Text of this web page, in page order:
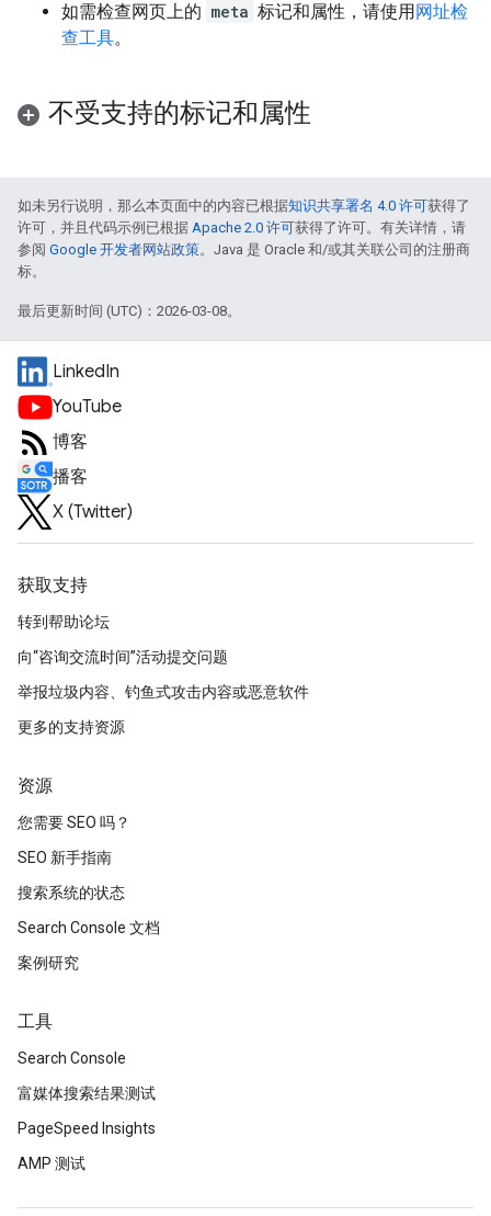
如需检查网页上的 meta 标记和属性，请使用网址检
查工具。
不受支持的标记和属性
如未另行说明，那么本页面中的内容已根据知识共享署名 4.0 许可获得了
许可，并且代码示例已根据 Apache 2.0 许可获得了许可。有关详情，请
参阅 Google 开发者网站政策。Java 是 Oracle 和/或其关联公司的注册商
标。
最后更新时间 (UTC)：2026-03-08。
LinkedIn
YouTube
博客
播客
X (Twitter)
获取支持
转到帮助论坛
向“咨询交流时间”活动提交问题
举报垃圾内容、钓鱼式攻击内容或恶意软件
更多的支持资源
资源
您需要 SEO 吗？
SEO 新手指南
搜索系统的状态
Search Console 文档
案例研究
工具
Search Console
富媒体搜索结果测试
PageSpeed Insights
AMP 测试